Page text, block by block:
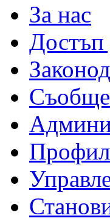
За нас
Профил